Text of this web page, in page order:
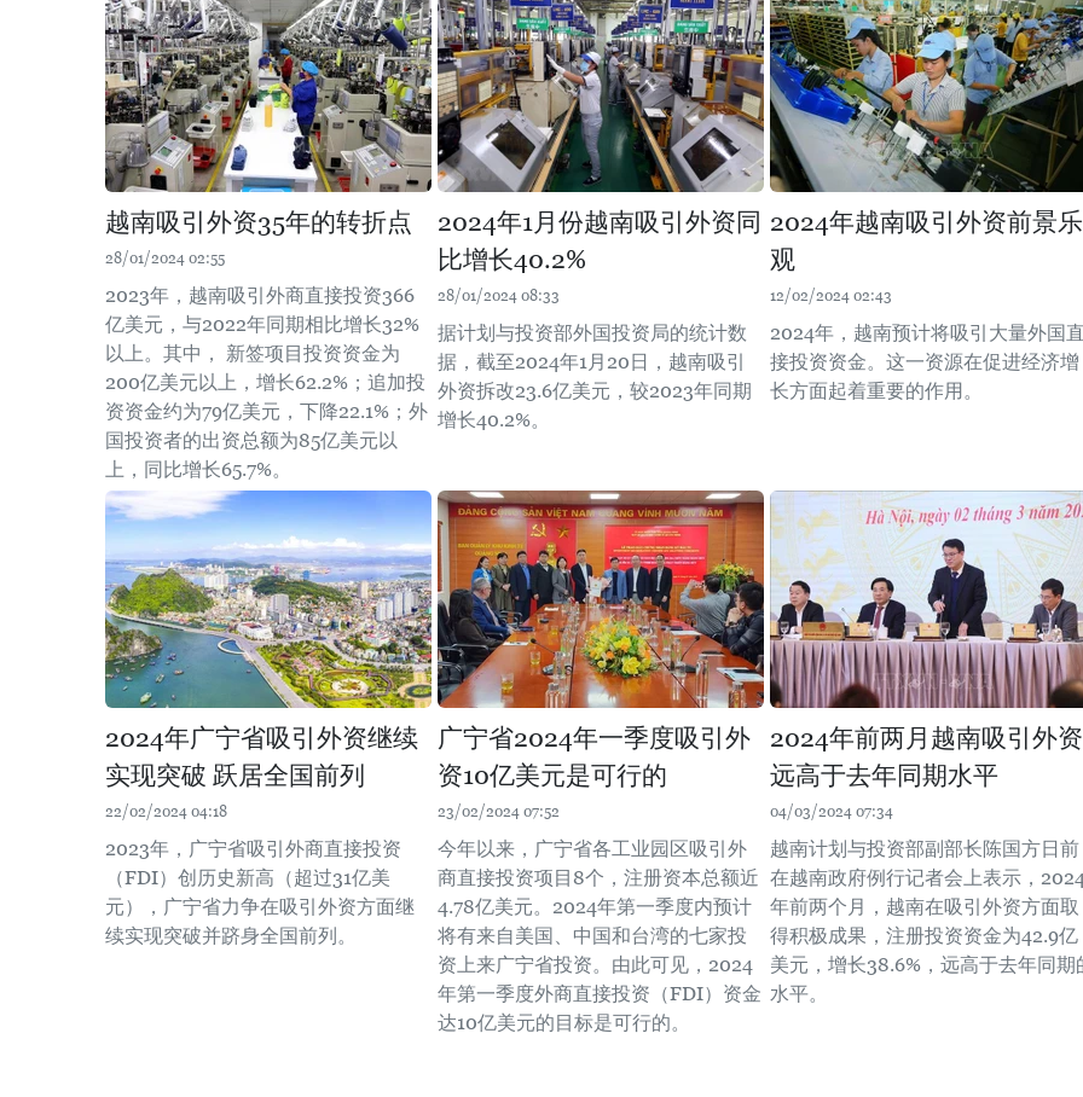
越南吸引外资35年的转折点
28/01/2024 02:55
2023年，越南吸引外商直接投资366
亿美元，与2022年同期相比增长32%
以上。其中， 新签项目投资资金为
200亿美元以上，增长62.2%；追加投
资资金约为79亿美元，下降22.1%；外
国投资者的出资总额为85亿美元以
上，同比增长65.7%。
2024年1月份越南吸引外资同
比增长40.2%
28/01/2024 08:33
据计划与投资部外国投资局的统计数
据，截至2024年1月20日，越南吸引
外资拆改23.6亿美元，较2023年同期
增长40.2%。
2024年越南吸引外资前景乐
观
12/02/2024 02:43
2024年，越南预计将吸引大量外国
接投资资金。这一资源在促进经济增
长方面起着重要的作用。
2024年广宁省吸引外资继续
实现突破 跃居全国前列
22/02/2024 04:18
2023年，广宁省吸引外商直接投资
（FDI）创历史新高（超过31亿美
元），广宁省力争在吸引外资方面继
续实现突破并跻身全国前列。
广宁省2024年一季度吸引外
资10亿美元是可行的
23/02/2024 07:52
今年以来，广宁省各工业园区吸引外
商直接投资项目8个，注册资本总额近
4.78亿美元。2024年第一季度内预计
将有来自美国、中国和台湾的七家投
资上来广宁省投资。由此可见，2024
年第一季度外商直接投资（FDI）资金
达10亿美元的目标是可行的。
2024年前两月越南吸引外资
远高于去年同期水平
04/03/2024 07:34
越南计划与投资部副部长陈国方日前
在越南政府例行记者会上表示，
年前两个月，越南在吸引外资方面取
得积极成果，注册投资资金为42.9亿
美元，增长38.6%，远高于去年同期
水平。